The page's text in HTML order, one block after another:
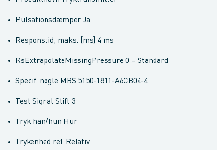
Pulsationsdæmper Ja
Responstid, maks. [ms] 4 ms
RsExtrapolateMissingPressure 0 = Standard
Specif. nøgle MBS 5150-1811-A6CB04-4
Test Signal Stift 3
Tryk han/hun Hun
Trykenhed ref. Relativ